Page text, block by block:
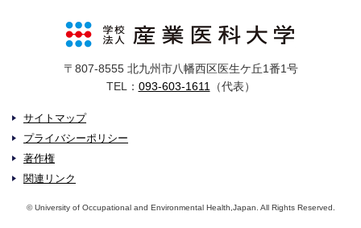
〒807-8555 北九州市八幡西区医生ケ丘1番1号
TEL： 093-603-1611（代表）
サイトマップ
プライバシーポリシー
著作権
関連リンク
© University of Occupational and Environmental Health,Japan. All Rights Reserved.